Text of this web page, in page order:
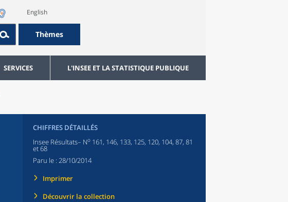
English
Thèmes
SERVICES L'INSEE ET LA STATISTIQUE PUBLIQUE
CHIFFRES DÉTAILLÉS
Insee Résultats– No 161, 146, 133, 125, 120, 104, 87, 81
et 68
Paru le : 28/10/2014
Imprimer
Découvrir la collection